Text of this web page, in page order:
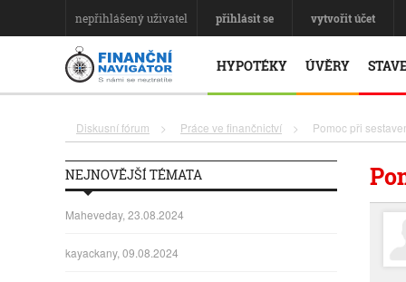
nepřihlášený uživatel přihlásit se vytvořit účet
HYPOTÉKY ÚVĚRY
Diskusní fórum > Práce ve finančnictví > Pomoc při
NEJNOVĚJŠÍ TÉMATA
Maheveday, 23.08.2024
kayackany, 09.08.2024